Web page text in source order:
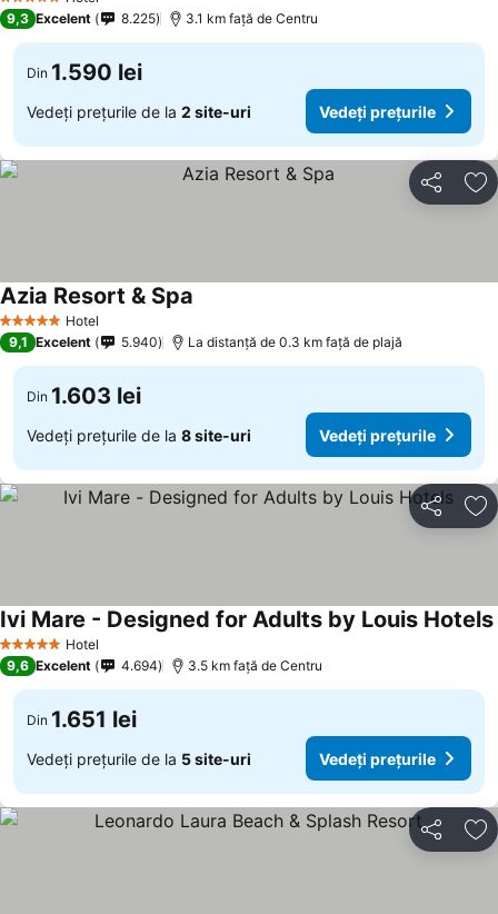
5 Stele
9,3 Excelent 8.225 3.1 km faţă de Centru
Din 1.590 lei
Vedeți prețurile de la 2 site-uri Vedeți prețurile
Distribuiți
5 Stele Hotel
Azia Resort & Spa
9,1 Excelent 5.940 La distanță de 0.3 km față de plajă
Din 1.603 lei
Vedeți prețurile de la 8 site-uri Vedeți prețurile
Distribuiți
5 Stele Hotel
Ivi Mare - Designed for Adults by Louis Hotels
9,6 Excelent 4.694 3.5 km faţă de Centru
Din 1.651 lei
Vedeți prețurile de la 5 site-uri Vedeți prețurile
Distribuiți